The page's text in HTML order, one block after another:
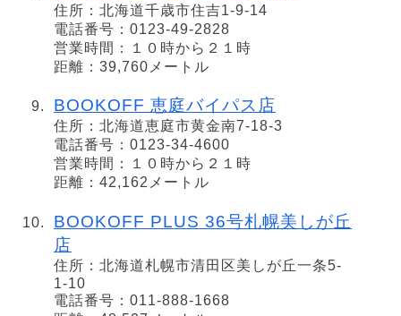
住所：北海道千歳市住吉1-9-14
電話番号：0123-49-2828
営業時間：１０時から２１時
距離：39,760メートル
BOOKOFF 恵庭バイパス店
住所：北海道恵庭市黄金南7-18-3
電話番号：0123-34-4600
営業時間：１０時から２１時
距離：42,162メートル
BOOKOFF PLUS 36号札幌美しが丘
店
住所：北海道札幌市清田区美しが丘一条5-
1-10
電話番号：011-888-1668